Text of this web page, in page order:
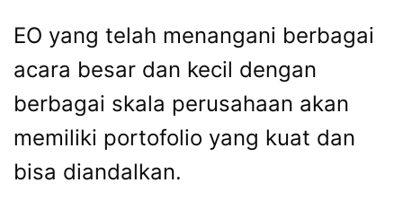
EO yang telah menangani berbagai
acara besar dan kecil dengan
berbagai skala perusahaan akan
memiliki portofolio yang kuat dan
bisa diandalkan.